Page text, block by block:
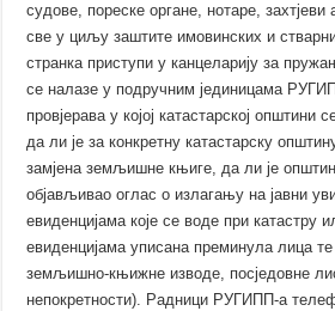
судове, пореске органе, нотаре,
све у циљу заштите имовинских и
странка приступи у канцеларију за
се налазе у подручним јединицама
провјерава у којој катастарској општини
да ли је за конкретну катастарску
замјена земљишне књиге, да ли је
објављивао оглас о излагању на јавни
евиденцијама које се воде при катастру
евиденцијама уписана преминула лица те
земљишно-књижне изводе, посједовне
непокретности). Радници РУГИПП-а